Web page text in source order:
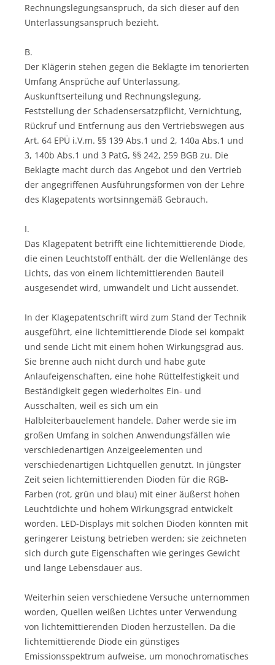
Rechnungslegungsanspruch, da sich dieser auf den
Unterlassungsanspruch bezieht.
B.
Der Klägerin stehen gegen die Beklagte im tenorierten
Umfang Ansprüche auf Unterlassung,
Auskunftserteilung und Rechnungslegung,
Feststellung der Schadensersatzpflicht, Vernichtung,
Rückruf und Entfernung aus den Vertriebswegen aus
Art. 64 EPÜ i.V.m. §§ 139 Abs.1 und 2, 140a Abs.1 und
3, 140b Abs.1 und 3 PatG, §§ 242, 259 BGB zu. Die
Beklagte macht durch das Angebot und den Vertrieb
der angegriffenen Ausführungsformen von der Lehre
des Klagepatents wortsinngemäß Gebrauch.
I.
Das Klagepatent betrifft eine lichtemittierende Diode,
die einen Leuchtstoff enthält, der die Wellenlänge des
Lichts, das von einem lichtemittierenden Bauteil
ausgesendet wird, umwandelt und Licht aussendet.
In der Klagepatentschrift wird zum Stand der Technik
ausgeführt, eine lichtemittierende Diode sei kompakt
und sende Licht mit einem hohen Wirkungsgrad aus.
Sie brenne auch nicht durch und habe gute
Anlaufeigenschaften, eine hohe Rüttelfestigkeit und
Beständigkeit gegen wiederholtes Ein- und
Ausschalten, weil es sich um ein
Halbleiterbauelement handele. Daher werde sie im
großen Umfang in solchen Anwendungsfällen wie
verschiedenartigen Anzeigeelementen und
verschiedenartigen Lichtquellen genutzt. In jüngster
Zeit seien lichtemittierenden Dioden für die RGB-
Farben (rot, grün und blau) mit einer äußerst hohen
Leuchtdichte und hohem Wirkungsgrad entwickelt
worden. LED-Displays mit solchen Dioden könnten mit
geringerer Leistung betrieben werden; sie zeichneten
sich durch gute Eigenschaften wie geringes Gewicht
und lange Lebensdauer aus.
Weiterhin seien verschiedene Versuche unternommen
worden, Quellen weißen Lichtes unter Verwendung
von lichtemittierenden Dioden herzustellen. Da die
lichtemittierende Diode ein günstiges
Emissionsspektrum aufweise, um monochromatisches